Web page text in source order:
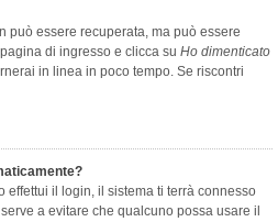
può essere recuperata, ma può essere
di ingresso e clicca su Ho dimenticato
in linea in poco tempo. Se riscontri
effettui il login, il sistema ti terrà connesso
a evitare che qualcuno possa usare il